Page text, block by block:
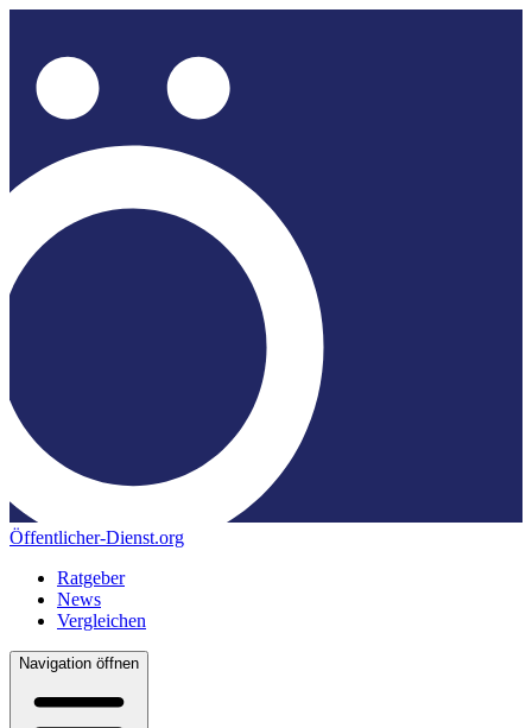
Öffentlicher-Dienst.org
Ratgeber
News
Vergleichen
Navigation öffnen